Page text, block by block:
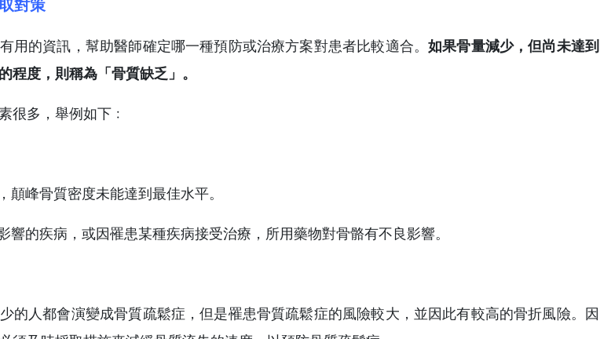
對策
用的資訊，幫助醫師確定哪一種預防或治療方案對患者比較適合。如果骨量減少，但尚未達到
程度，則稱為「骨質缺乏」。
很多，舉例如下﹕
顛峰骨質密度未能達到最佳水平。
響的疾病，或因罹患某種疾病接受治療，所用藥物對骨骼有不良影響。
的人都會演變成骨質疏鬆症，但是罹患骨質疏鬆症的風險較大，並因此有較高的骨折風險。因